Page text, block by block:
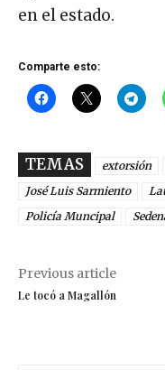
en el estado.
Comparte esto:
TEMAS extorsión
José Luis Sarmiento
Policía Muncipal
Previous article
Le tocó a Magallón